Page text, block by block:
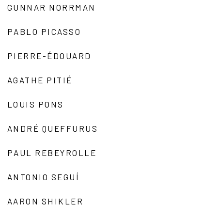
GUNNAR NORRMAN
PABLO PICASSO
PIERRE-ÉDOUARD
AGATHE PITIÉ
LOUIS PONS
ANDRÉ QUEFFURUS
PAUL REBEYROLLE
ANTONIO SEGUÍ
AARON SHIKLER